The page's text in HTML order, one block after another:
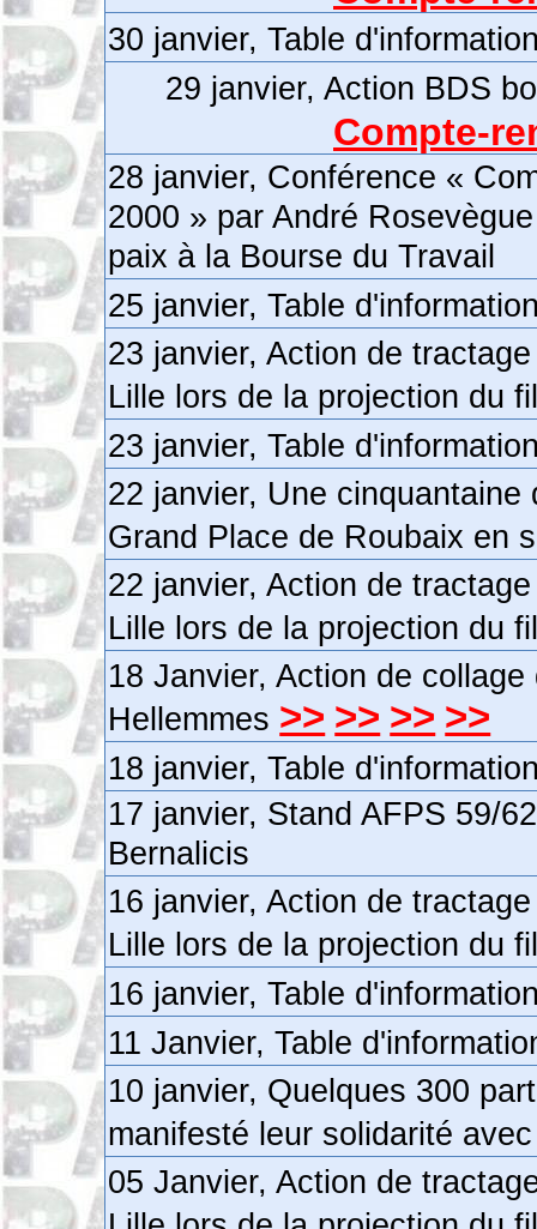
30 janvier, Table
29 janvier, Action BDS
Compte-
28 janvier, Conférence «
2000 » par André
paix à la Bourse du Travail
25 janvier, Table
23 janvier, Action de
Lille lors de la projection du
23 janvier, Table
22 janvier, Une
Grand Place de Roubaix en
22 janvier, Action de
Lille lors de la projection du
18 Janvier, Action de
Hellemmes >> >> >> >>
18 janvier, Table
17 janvier, Stand AFPS 59/
Bernalicis
16 janvier, Action de
Lille lors de la projection du
16 janvier, Table
11 Janvier, Table
10 janvier, Quelques 300
manifesté leur solidarité
05 Janvier, Action de